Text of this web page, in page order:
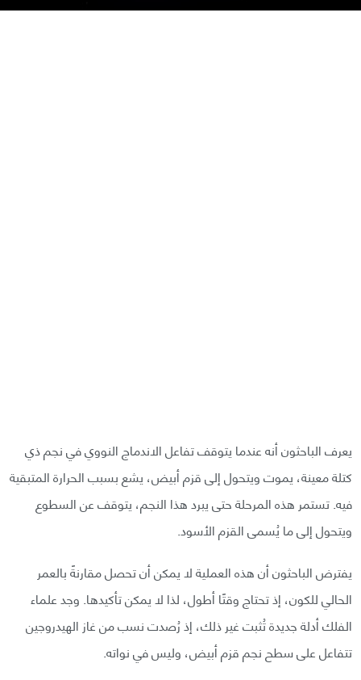
يعرف الباحثون أنه عندما يتوقف تفاعل الاندماج النووي في نجم ذي
كتلة معينة، يموت ويتحول إلى قزم أبيض، يشع بسبب الحرارة المتبقية
فيه. تستمر هذه المرحلة حتى يبرد هذا النجم، يتوقف عن السطوع
ويتحول إلى ما يُسمى القزم الأسود.
يفترض الباحثون أن هذه العملية لا يمكن أن تحصل مقارنةً بالعمر
الحالي للكون، إذ تحتاج وقتًا أطول، لذا لا يمكن تأكيدها. وجد علماء
الفلك أدلة جديدة تُثبت غير ذلك، إذ رُصدت نسب من غاز الهيدروجين
تتفاعل على سطح نجم قزم أبيض، وليس في نواته.